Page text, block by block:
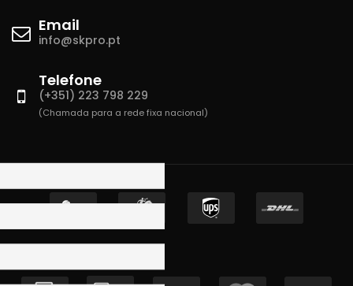
Email
info@skpro.pt
Telefone
(+351) 223 798 229
(Chamada para a rede fixa nacional)